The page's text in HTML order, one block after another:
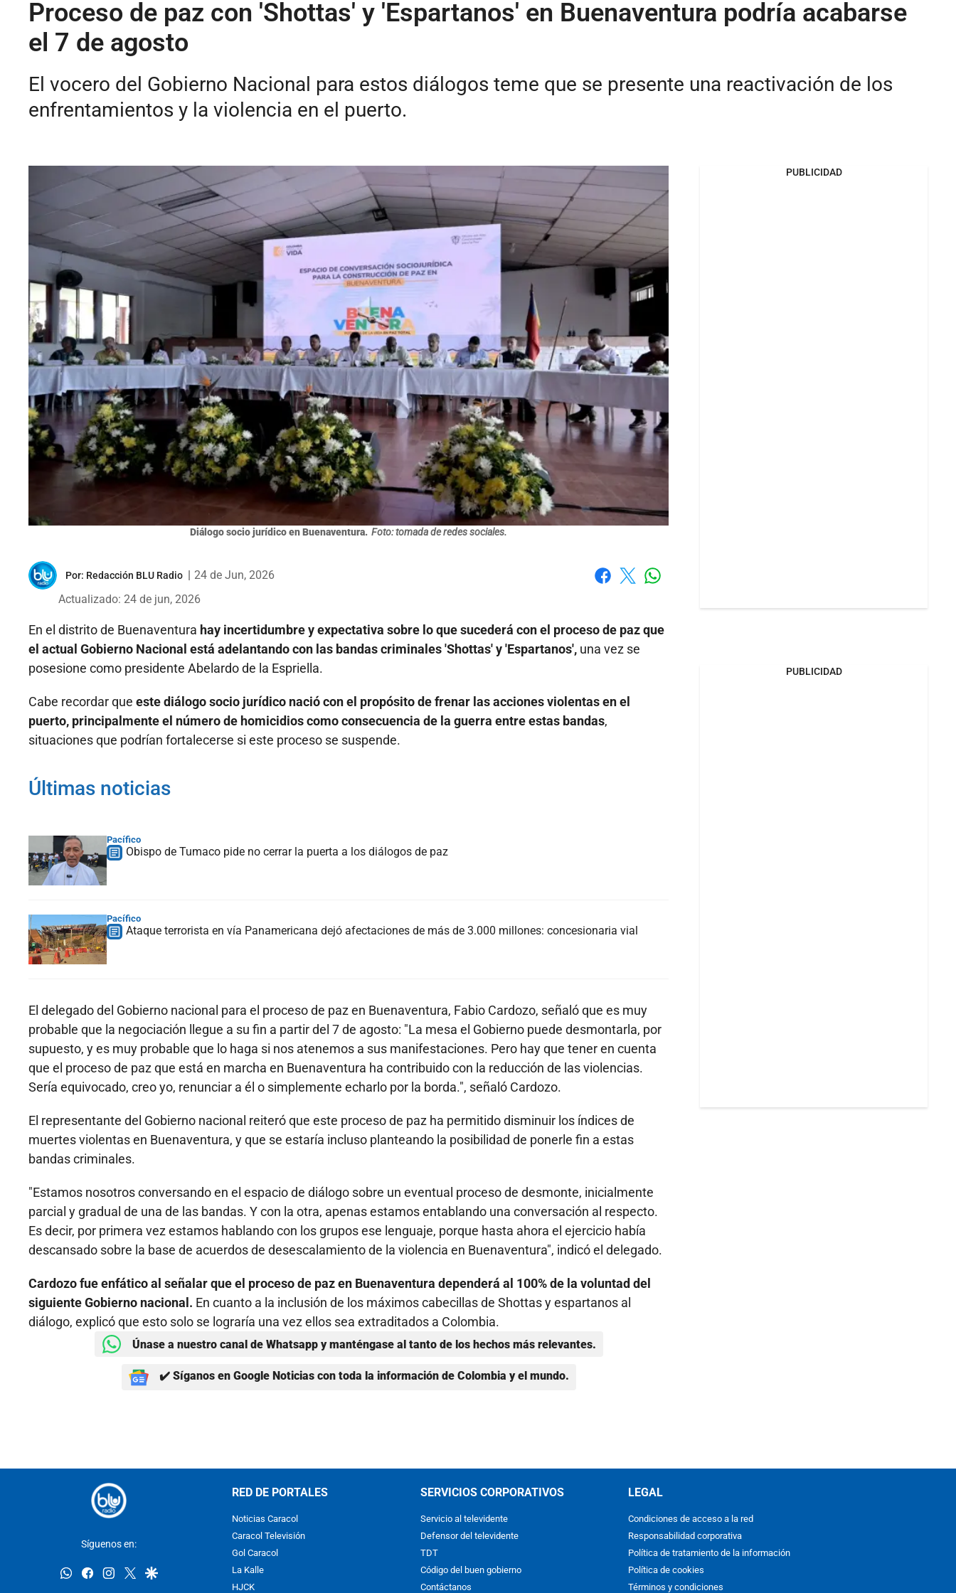
Proceso de paz con 'Shottas' y 'Espartanos' en Buenaventura podría acabarse
el 7 de agosto
El vocero del Gobierno Nacional para estos diálogos teme que se presente una reactivación de los
enfrentamientos y la violencia en el puerto.
Diálogo socio jurídico en Buenaventura. Foto: tomada de redes sociales.
Por: Redacción BLU Radio
24 de Jun, 2026
Actualizado: 24 de jun, 2026
En el distrito de Buenaventura hay incertidumbre y expectativa sobre lo que sucederá con el proceso de paz que
el actual Gobierno Nacional está adelantando con las bandas criminales 'Shottas' y 'Espartanos', una vez se
posesione como presidente Abelardo de la Espriella.
Cabe recordar que este diálogo socio jurídico nació con el propósito de frenar las acciones violentas en el
puerto, principalmente el número de homicidios como consecuencia de la guerra entre estas bandas,
situaciones que podrían fortalecerse si este proceso se suspende.
Últimas noticias
Pacífico
Obispo de Tumaco pide no cerrar la puerta a los diálogos de paz
Pacífico
Ataque terrorista en vía Panamericana dejó afectaciones de más de 3.000 millones: concesionaria vial
El delegado del Gobierno nacional para el proceso de paz en Buenaventura, Fabio Cardozo, señaló que es muy
probable que la negociación llegue a su fin a partir del 7 de agosto: "La mesa el Gobierno puede desmontarla, por
supuesto, y es muy probable que lo haga si nos atenemos a sus manifestaciones. Pero hay que tener en cuenta
que el proceso de paz que está en marcha en Buenaventura ha contribuido con la reducción de las violencias.
Sería equivocado, creo yo, renunciar a él o simplemente echarlo por la borda.", señaló Cardozo.
El representante del Gobierno nacional reiteró que este proceso de paz ha permitido disminuir los índices de
muertes violentas en Buenaventura, y que se estaría incluso planteando la posibilidad de ponerle fin a estas
bandas criminales.
"Estamos nosotros conversando en el espacio de diálogo sobre un eventual proceso de desmonte, inicialmente
parcial y gradual de una de las bandas. Y con la otra, apenas estamos entablando una conversación al respecto.
Es decir, por primera vez estamos hablando con los grupos ese lenguaje, porque hasta ahora el ejercicio había
descansado sobre la base de acuerdos de desescalamiento de la violencia en Buenaventura", indicó el delegado.
Cardozo fue enfático al señalar que el proceso de paz en Buenaventura dependerá al 100% de la voluntad del
siguiente Gobierno nacional. En cuanto a la inclusión de los máximos cabecillas de Shottas y espartanos al
diálogo, explicó que esto solo se lograría una vez ellos sea extraditados a Colombia.
Únase a nuestro canal de Whatsapp y manténgase al tanto de los hechos más relevantes.
✔️ Síganos en Google Noticias con toda la información de Colombia y el mundo.
PUBLICIDAD
PUBLICIDAD
Síguenos en:
whatsappfacebookinstagram
twittergoogle
RED DE PORTALES
Noticias Caracol
Caracol Televisión
Gol Caracol
La Kalle
HJCK
SERVICIOS CORPORATIVOS
Servicio al televidente
Defensor del televidente
TDT
Código del buen gobierno
Contáctanos
LEGAL
Condiciones de acceso a la red
Responsabilidad corporativa
Política de tratamiento de la información
Política de cookies
Términos y condiciones